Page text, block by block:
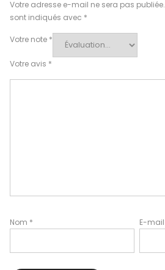
Votre adresse e-mail ne sera pas publiée.
sont indiqués avec *
Votre note *
Votre avis *
Nom * E-mail